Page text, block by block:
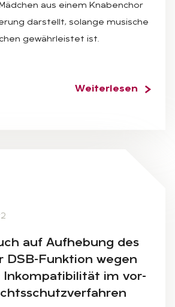
aus einem Knabenchor
darstellt, solange musische
gewährleistet ist.
Weiterlesen
auf Auf­he­bung des
DSB-Funk­ti­on we­gen
In­kom­pa­ti­bi­li­tät im vor­